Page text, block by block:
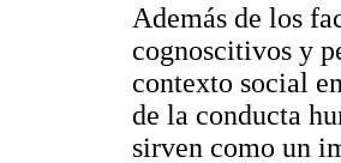
Además de los
cognoscitivos y
contexto social
de la conducta
sirven como un